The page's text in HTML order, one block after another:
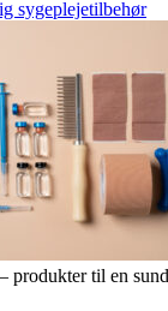
sygeplejetilbehør
produkter til en